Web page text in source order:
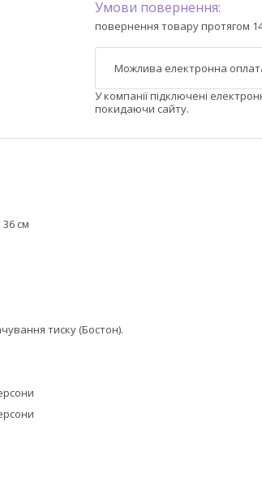
повернення товару протягом
У компанії підключені
покидаючи сайту.
36 см
тиску (Бостон).